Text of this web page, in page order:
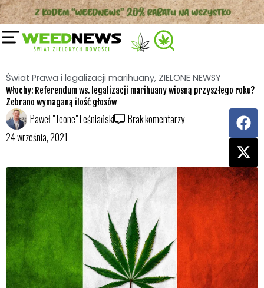
Przejdź
do
treści
Świat Prawa i legalizacji marihuany, ZIELONE NEWSY
Włochy: Referendum ws. legalizacji marihuany wiosną przyszłego roku?
Zebrano wymaganą ilość głosów
Paweł "Teone" Leśniański
Brak komentarzy
24 września, 2021
F
a
c
e
b
o
o
k
X
-
t
w
i
t
t
e
r